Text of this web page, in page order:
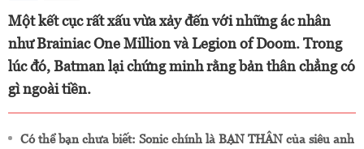
Một kết cục rất xấu vừa xảy đến với những ác nhân
như Brainiac One Million và Legion of Doom. Trong
lúc đó, Batman lại chứng minh rằng bản thân chẳng có
gì ngoài tiền.
Có thể bạn chưa biết: Sonic chính là BẠN THÂN của siêu anh